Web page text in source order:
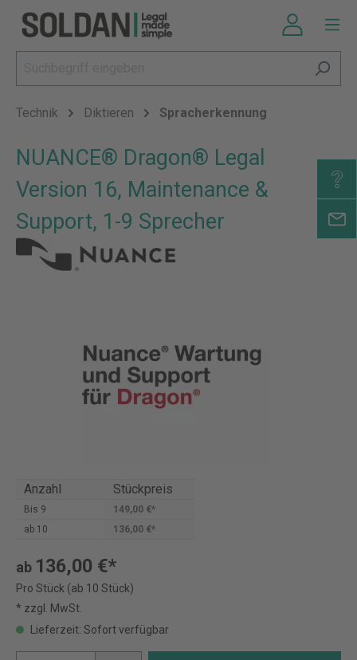
Technik Diktieren Spracherkennung
NUANCE® Dragon® Legal
Version 16, Maintenance &
Support, 1-9 Sprecher
Anzahl Stückpreis
Bis 9
149,00 €*
ab 10 136,00 €*
ab 136,00 €*
Pro Stück (ab 10 Stück)
* zzgl. MwSt.
Lieferzeit: Sofort verfügbar